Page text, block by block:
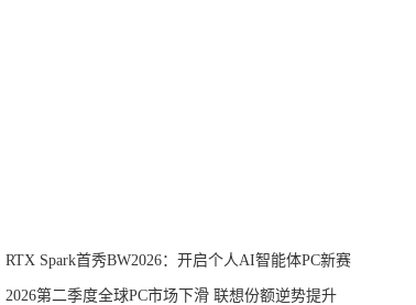
RTX Spark首秀BW2026：开启个人AI智能体PC新赛
2026第二季度全球PC市场下滑 联想份额逆势提升